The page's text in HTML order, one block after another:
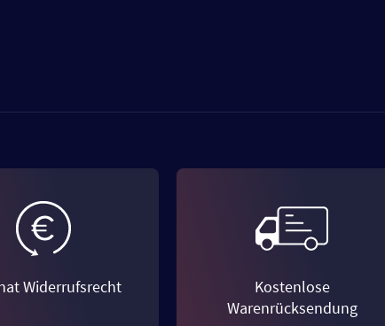
Widerrufsrecht
Kostenlose
Warenrücksendung